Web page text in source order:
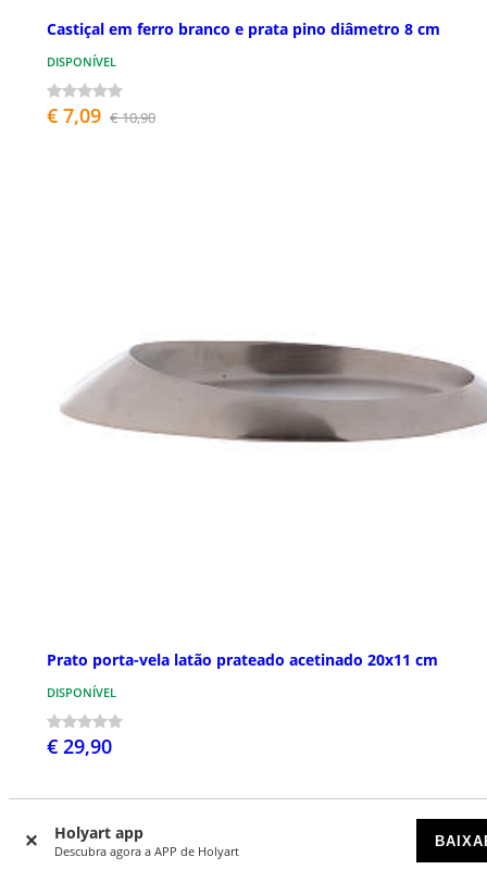
Holyart app
Descubra agora a APP de Holyart
Castiçal em ferro branco e prata pino diâmetro 8 cm
DISPONÍVEL
€ 7,09 € 10,90
Prato porta-vela latão prateado acetinado 20x11 cm
DISPONÍVEL
€ 29,90